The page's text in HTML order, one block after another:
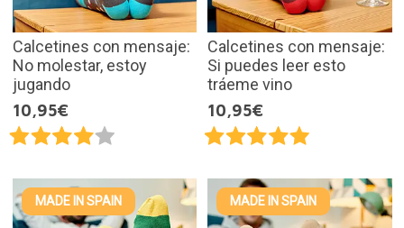
Calcetines con mensaje:
No molestar, estoy
jugando
10,95€
Calcetines con mensaje:
Si puedes leer esto
tráeme vino
10,95€
MADE IN SPAIN MADE IN SPAIN